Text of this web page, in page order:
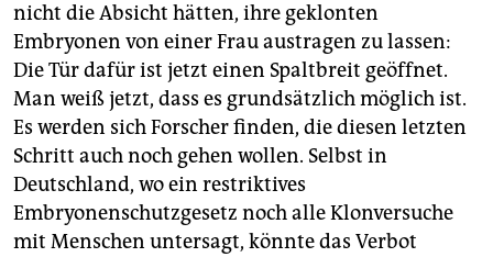
nicht die Absicht hätten, ihre geklonten
Embryonen von einer Frau austragen zu lassen:
Die Tür dafür ist jetzt einen Spaltbreit geöffnet.
Man weiß jetzt, dass es grundsätzlich möglich ist.
Es werden sich Forscher finden, die diesen letzten
Schritt auch noch gehen wollen. Selbst in
Deutschland, wo ein restriktives
Embryonenschutzgesetz noch alle Klonversuche
mit Menschen untersagt, könnte das Verbot